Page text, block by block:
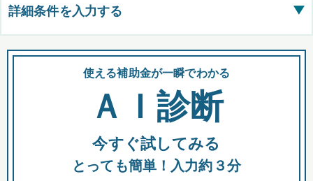
詳細条件を入力する ▶
都道府県
全国の検索結果を含めて表示
助成金 融資 出資
使える補助金が一瞬でわかる
ＡＩ診断
今すぐ試してみる
とっても簡単！入力約３分